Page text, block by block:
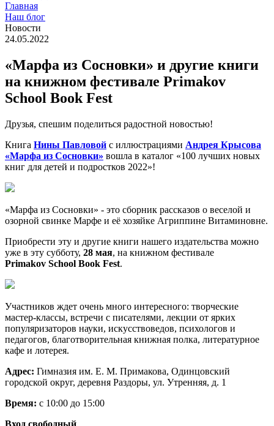
Главная
Наш блог
Новости
24.05.2022
«Марфа из Сосновки» и другие книги
на книжном фестивале Primakov
School Book Fest
Друзья, спешим поделиться радостной новостью!
Книга Нины Павловой с иллюстрациями Андрея Крысова
«Марфа из Сосновки» вошла в каталог «100 лучших новых
книг для детей и подростков 2022»!
«Марфа из Сосновки» - это сборник рассказов о веселой и
озорной свинке Марфе и её хозяйке Агриппине Витаминовне.
Приобрести эту и другие книги нашего издательства можно
уже в эту субботу, 28 мая, на книжном фестивале
Primakov School Book Fest.
Участников ждет очень много интересного: творческие
мастер-классы, встречи с писателями, лекции от ярких
популяризаторов науки, искусствоведов, психологов и
педагогов, благотворительная книжная полка, литературное
кафе и лотерея.
Адрес: Гимназия им. Е. М. Примакова, Одинцовский
городской округ, деревня Раздоры, ул. Утренняя, д. 1
Время: с 10:00 до 15:00